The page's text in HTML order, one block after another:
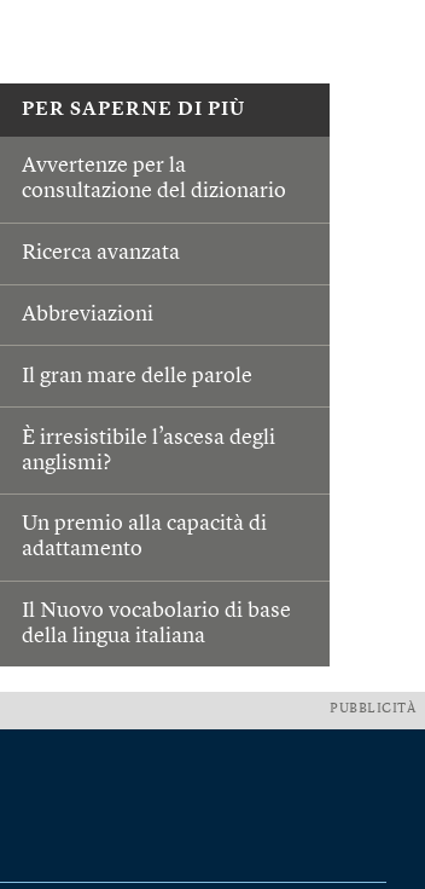
PER SAPERNE DI PIÙ
Avvertenze per la
consultazione del dizionario
Ricerca avanzata
Abbreviazioni
Il gran mare delle parole
È irresistibile l’ascesa degli
anglismi?
Un premio alla capacità di
adattamento
Il Nuovo vocabolario di base
della lingua italiana
PUBBLICITÀ